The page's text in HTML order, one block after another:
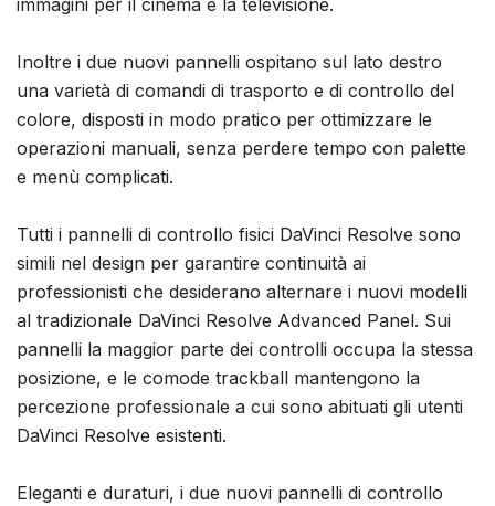
immagini per il cinema e la televisione.
Inoltre i due nuovi pannelli ospitano sul lato destro
una varietà di comandi di trasporto e di controllo del
colore, disposti in modo pratico per ottimizzare le
operazioni manuali, senza perdere tempo con palette
e menù complicati.
Tutti i pannelli di controllo fisici DaVinci Resolve sono
simili nel design per garantire continuità ai
professionisti che desiderano alternare i nuovi modelli
al tradizionale DaVinci Resolve Advanced Panel. Sui
pannelli la maggior parte dei controlli occupa la stessa
posizione, e le comode trackball mantengono la
percezione professionale a cui sono abituati gli utenti
DaVinci Resolve esistenti.
Eleganti e duraturi, i due nuovi pannelli di controllo